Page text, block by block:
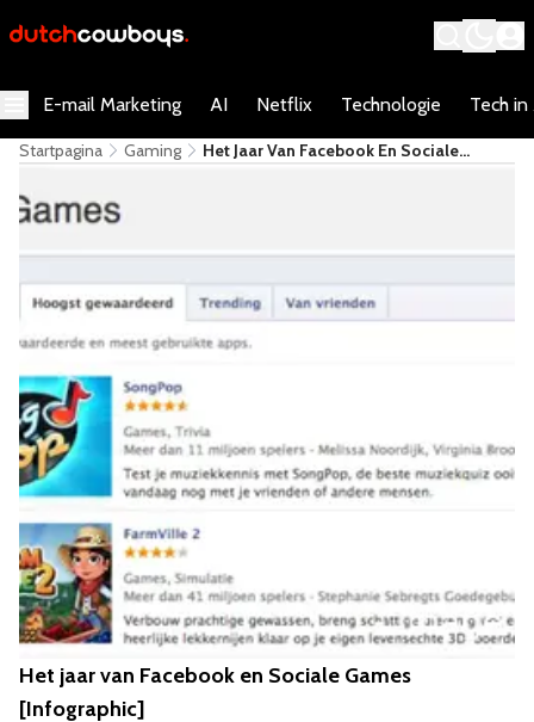
E-mail Marketing AI Netflix Technologie Tech in
Startpagina Gaming
Het Jaar Van Facebook En Sociale
Het jaar van Facebook en Sociale Games
[Infographic]